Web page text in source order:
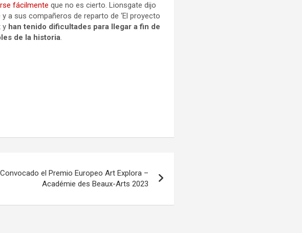
fácilmente que no es cierto. Lionsgate dijo
a sus compañeros de reparto de ‘El proyecto
y han tenido dificultades para llegar a fin de
de la historia.
Convocado el Premio Europeo Art Explora –
Académie des Beaux-Arts 2023